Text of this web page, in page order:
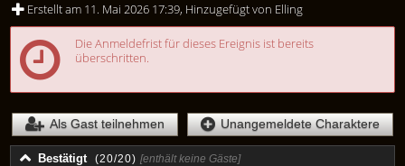
Erstellt am 11. Mai 2026 17:39, Hinzugefügt von Elling
Die Anmeldefrist für dieses Ereignis ist bereits
überschritten.
Als Gast teilnehmen Unangemeldete Charaktere
Bestätigt (20/20) [enthält keine Gäste]